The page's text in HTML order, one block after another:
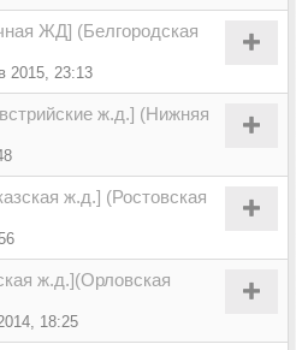
ЖД] (Белгородская
2015, 23:13
ж.д.] (Нижняя
ж.д.] (Ростовская
ж.д.](Орловская
18:25